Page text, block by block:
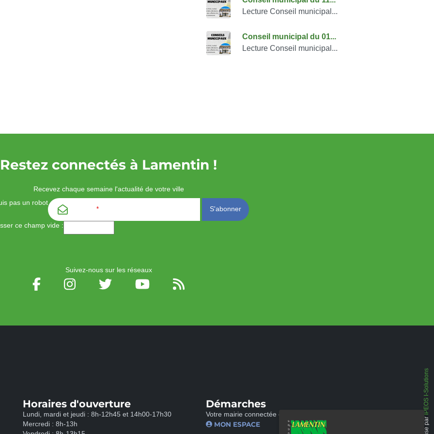
Lecture Conseil municipal...
Conseil municipal du 01...
Lecture Conseil municipal...
Horaires d'ouverture
Lundi, mardi et jeudi : 8h-12h45 et 14h00-17h30
Mercredi : 8h-13h
Démarches
Votre mairie connectée et disponible 24/24
MON ESPACE
Restez connectés à Lamentin !
Recevez chaque semaine l'actualité de votre ville
pas un robot
*
ce champ vide :
Suivez-nous sur les réseaux
IPEOS I-Solutions